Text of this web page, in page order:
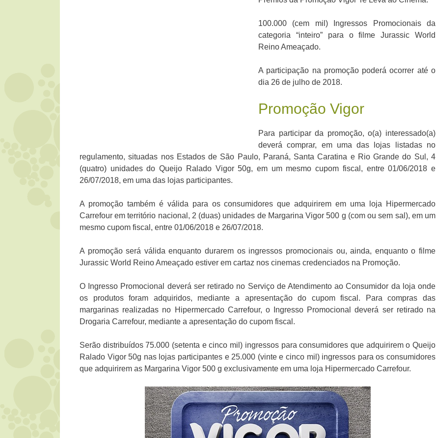
100.000 (cem mil) Ingressos Promocionais da
categoria “inteiro” para o filme Jurassic World
Reino Ameaçado.
A participação na promoção poderá ocorrer até o
dia 26 de julho de 2018.
Promoção Vigor
Para participar da promoção, o(a) interessado(a)
deverá comprar, em uma das lojas listadas no
regulamento, situadas nos Estados de São Paulo, Paraná, Santa Caratina e Rio Grande do Sul, 4
(quatro) unidades do Queijo Ralado Vigor 50g, em um mesmo cupom fiscal, entre 01/06/2018 e
26/07/2018, em uma das lojas participantes.
A promoção também é válida para os consumidores que adquirirem em uma loja Hipermercado
Carrefour em território nacional, 2 (duas) unidades de Margarina Vigor 500 g (com ou sem sal), em um
mesmo cupom fiscal, entre 01/06/2018 e 26/07/2018.
A promoção será válida enquanto durarem os ingressos promocionais ou, ainda, enquanto o filme
Jurassic World Reino Ameaçado estiver em cartaz nos cinemas credenciados na Promoção.
O Ingresso Promocional deverá ser retirado no Serviço de Atendimento ao Consumidor da loja onde
os produtos foram adquiridos, mediante a apresentação do cupom fiscal. Para compras das
margarinas realizadas no Hipermercado Carrefour, o Ingresso Promocional deverá ser retirado na
Drogaria Carrefour, mediante a apresentação do cupom fiscal.
Serão distribuídos 75.000 (setenta e cinco mil) ingressos para consumidores que adquirirem o Queijo
Ralado Vigor 50g nas lojas participantes e 25.000 (vinte e cinco mil) ingressos para os consumidores
que adquirirem as Margarina Vigor 500 g exclusivamente em uma loja Hipermercado Carrefour.